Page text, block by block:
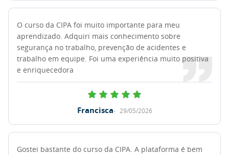
O curso da CIPA foi muito importante para meu
aprendizado. Adquiri mais conhecimento sobre
segurança no trabalho, prevenção de acidentes e
trabalho em equipe. Foi uma experiência muito positiva
e enriquecedora
Francisca 29/05/2026
Gostei bastante do curso da CIPA. A plataforma é bem